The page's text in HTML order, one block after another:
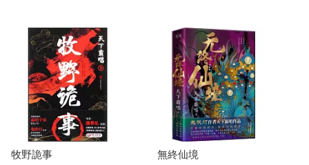
湖南文藝出版社(9)
中國計量出版社(3)
作家出版社(3) 金城出版社(3)
配送方式 (可複選)
可超商取貨(127)
可海外宅配(127)
牧野詭事
無終仙境